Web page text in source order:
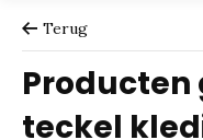
Terug
teckel